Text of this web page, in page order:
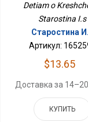
Detiam o
Starostina I.s
Старостина
Артикул:
$13.65
Доставка за
КУПИТЬ